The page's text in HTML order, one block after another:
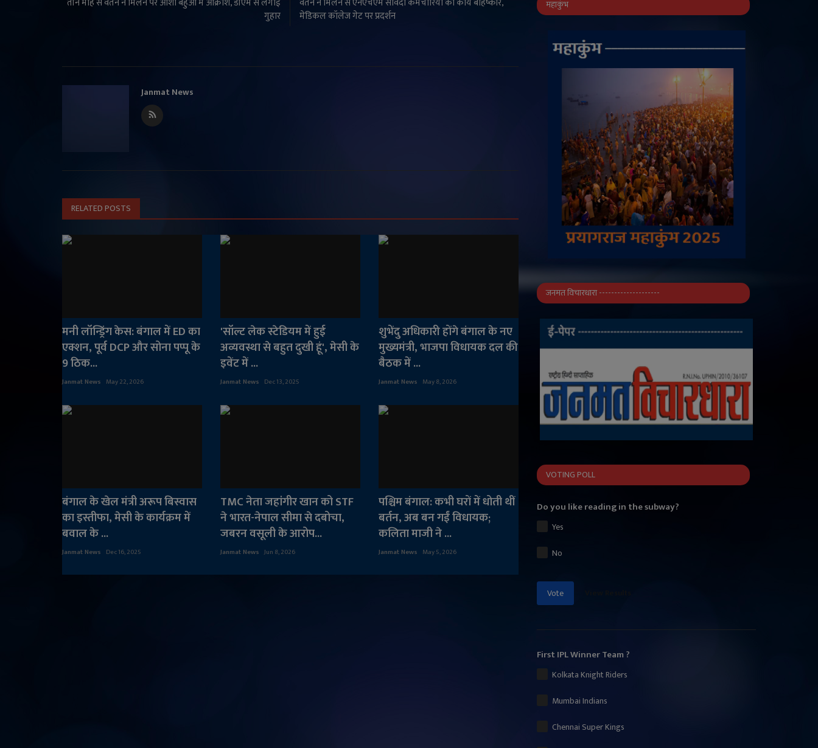
गुहार
मेडिकल कॉलेज गेट पर प्रदर्शन
Janmat News
RELATED POSTS
मनी लॉन्ड्रिंग केस: बंगाल में ED का
एक्शन, पूर्व DCP और सोना पप्पू के
9 ठिक...
Janmat News May 22, 2026
'सॉल्ट लेक स्टेडियम में हुई
अव्यवस्था से बहुत दुखी हूं', मेसी के
इवेंट में ...
Janmat News Dec 13, 2025
शुभेंदु अधिकारी होंगे बंगाल के नए
मुख्यमंत्री, भाजपा विधायक दल की
बैठक में ...
Janmat News May 8, 2026
बंगाल के खेल मंत्री अरूप बिस्वास
का इस्तीफा, मेसी के कार्यक्रम में
बवाल के ...
Janmat News Dec 16, 2025
TMC नेता जहांगीर खान को STF
ने भारत-नेपाल सीमा से दबोचा,
जबरन वसूली के आरोप...
Janmat News Jun 8, 2026
पश्चिम बंगाल: कभी घरों में धोती थीं
बर्तन, अब बन गईं विधायक;
कलिता माजी ने ...
Janmat News May 5, 2026
महाकुंभ
जनमत विचारधारा --------------------
VOTING POLL
Do you like reading in the subway?
Yes
No
Vote
First IPL Winner Team ?
Kolkata Knight Riders
Mumbai Indians
Chennai Super Kings